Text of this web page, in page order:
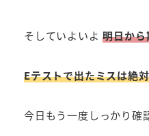
そしていよいよ明日か
Eテストで出たミスは絶
今日もう一度しっかり確